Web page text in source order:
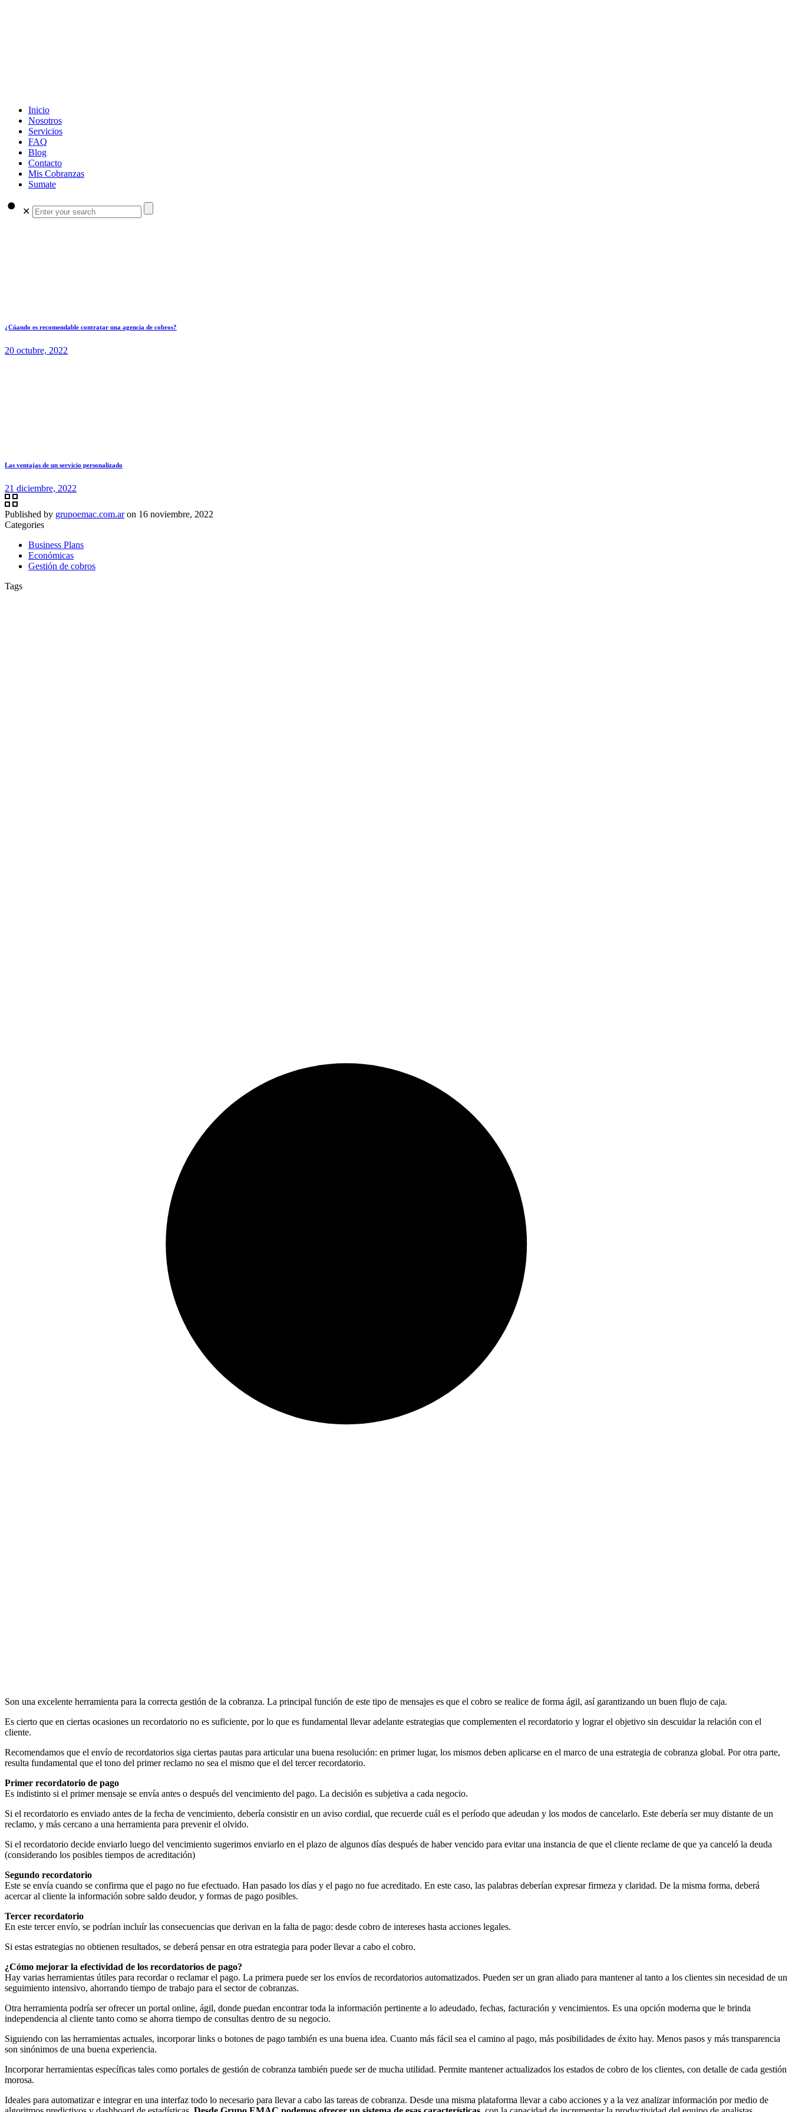
Inicio
Nosotros
Servicios
FAQ
Blog
Contacto
Mis Cobranzas
Sumate
✕
¿Cúando es recomendable contratar una agencia de cobros?
20 octubre, 2022
Las ventajas de un servicio personalizado
21 diciembre, 2022
Published by grupoemac.com.ar on 16 noviembre, 2022
Categories
Business Plans
Económicas
Gestión de cobros
Tags
Son una excelente herramienta para la correcta gestión de la cobranza. La principal función de este tipo de mensajes es que el cobro se realice de forma ágil, así garantizando un buen flujo de caja.
Es cierto que en ciertas ocasiones un recordatorio no es suficiente, por lo que es fundamental llevar adelante estrategias que complementen el recordatorio y lograr el objetivo sin descuidar la relación con el
cliente.
Recomendamos que el envío de recordatorios siga ciertas pautas para articular una buena resolución: en primer lugar, los mismos deben aplicarse en el marco de una estrategia de cobranza global. Por otra parte,
resulta fundamental que el tono del primer reclamo no sea el mismo que el del tercer recordatorio.
Primer recordatorio de pago
Es indistinto si el primer mensaje se envía antes o después del vencimiento del pago. La decisión es subjetiva a cada negocio.
Si el recordatorio es enviado antes de la fecha de vencimiento, debería consistir en un aviso cordial, que recuerde cuál es el período que adeudan y los modos de cancelarlo. Este debería ser muy distante de un
reclamo, y más cercano a una herramienta para prevenir el olvido.
Si el recordatorio decide enviarlo luego del vencimiento sugerimos enviarlo en el plazo de algunos días después de haber vencido para evitar una instancia de que el cliente reclame de que ya canceló la deuda
(considerando los posibles tiempos de acreditación)
Segundo recordatorio
Este se envía cuando se confirma que el pago no fue efectuado. Han pasado los días y el pago no fue acreditado. En este caso, las palabras deberían expresar firmeza y claridad. De la misma forma, deberá
acercar al cliente la información sobre saldo deudor, y formas de pago posibles.
Tercer recordatorio
En este tercer envío, se podrían incluír las consecuencias que derivan en la falta de pago: desde cobro de intereses hasta acciones legales.
Si estas estrategias no obtienen resultados, se deberá pensar en otra estrategia para poder llevar a cabo el cobro.
¿Cómo mejorar la efectividad de los recordatorios de pago?
Hay varias herramientas útiles para recordar o reclamar el pago. La primera puede ser los envíos de recordatorios automatizados. Pueden ser un gran aliado para mantener al tanto a los clientes sin necesidad de un
seguimiento intensivo, ahorrando tiempo de trabajo para el sector de cobranzas.
Otra herramienta podría ser ofrecer un portal online, ágil, donde puedan encontrar toda la información pertinente a lo adeudado, fechas, facturación y vencimientos. Es una opción moderna que le brinda
independencia al cliente tanto como se ahorra tiempo de consultas dentro de su negocio.
Siguiendo con las herramientas actuales, incorporar links o botones de pago también es una buena idea. Cuanto más fácil sea el camino al pago, más posibilidades de éxito hay. Menos pasos y más transparencia
son sinónimos de una buena experiencia.
Incorporar herramientas específicas tales como portales de gestión de cobranza también puede ser de mucha utilidad. Permite mantener actualizados los estados de cobro de los clientes, con detalle de cada gestión
morosa.
Ideales para automatizar e integrar en una interfaz todo lo necesario para llevar a cabo las tareas de cobranza. Desde una misma plataforma llevar a cabo acciones y a la vez analizar información por medio de